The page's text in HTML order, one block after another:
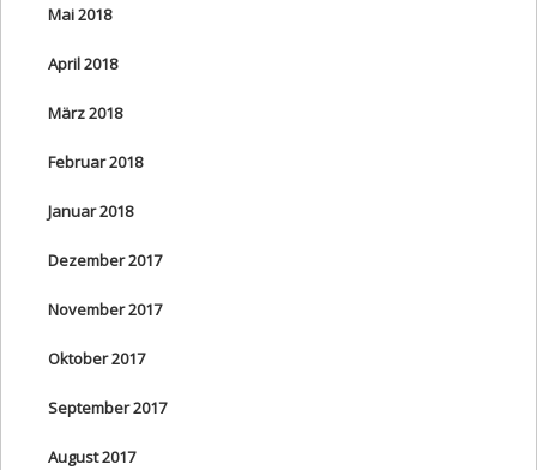
Mai 2018
April 2018
März 2018
Februar 2018
Januar 2018
Dezember 2017
November 2017
Oktober 2017
September 2017
August 2017